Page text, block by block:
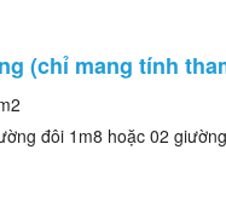
(chỉ mang tính
đôi 1m8 hoặc 02